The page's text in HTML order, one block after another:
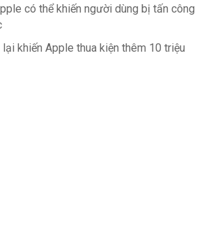
có thể khiến người dùng bị tấn công
khiến Apple thua kiện thêm 10 triệu